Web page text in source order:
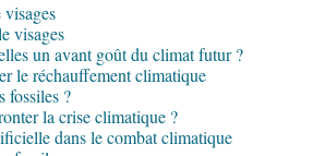
visages
un avant goût du climat futur ?
le réchauffement climatique
fossiles ?
la crise climatique ?
dans le combat climatique